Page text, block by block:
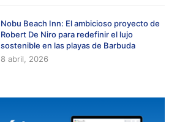
Nobu Beach Inn: El ambicioso proyecto de
Robert De Niro para redefinir el lujo
sostenible en las playas de Barbuda
8 abril, 2026